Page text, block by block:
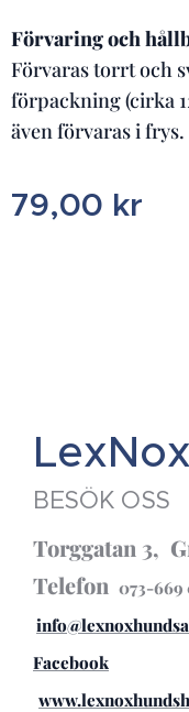
Förvaring och
Förvaras torrt och
förpackning (cirka
även förvaras i frys.
79,00 kr
BESÖK OSS
Torggatan 3,
Telefon 073-669
Facebook